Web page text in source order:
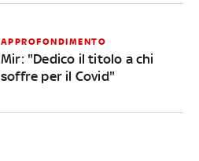
APPROFONDIMENTO
Mir: "Dedico il titolo a chi
soffre per il Covid"